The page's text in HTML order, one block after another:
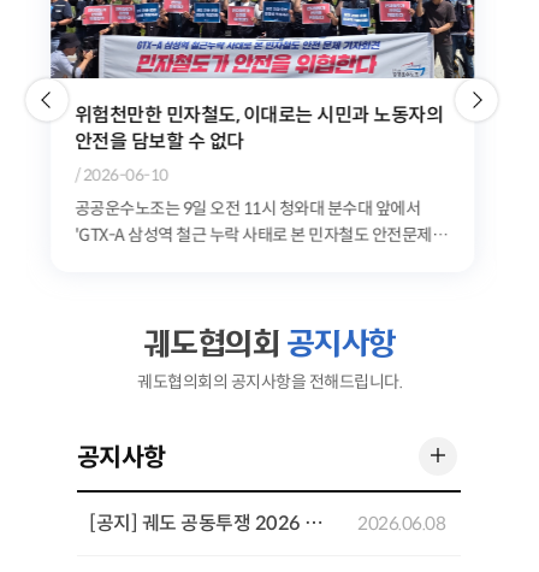
위험천만한 민자철도, 이대로는 시민과 노동자의
안전을 담보할 수 없다
/ 2026-06-10
공공운수노조는 9일 오전 11시 청와대 분수대 앞에서
'GTX-A 삼성역 철근 누락 사태로 본 민자철도 안전문제
궤도협의회 공지사항
궤도협의회의 공지사항을 전해드립니다.
공지사항
[공지] 궤도 공동투쟁 2026 기념행사 개최 2026.06.08